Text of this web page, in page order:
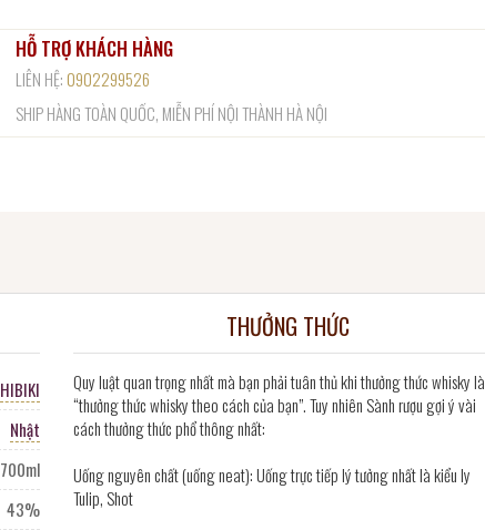
HỖ TRỢ KHÁCH HÀNG
LIÊN HỆ:0902299526
SHIP HÀNG TOÀN QUỐC, MIỄN PHÍ NỘI THÀNH HÀ NỘI
HIBIKI
Nhật
700ml
43%
THƯỞNG THỨC
Quy luật quan trọng nhất mà bạn phải tuân thủ khi thưởng thức whisky là
“thưởng thức whisky theo cách của bạn”. Tuy nhiên Sành rượu gợi ý vài
cách thưởng thức phổ thông nhất:
Uống nguyên chất (uống neat): Uống trực tiếp lý tưởng nhất là kiểu ly
Tulip, Shot